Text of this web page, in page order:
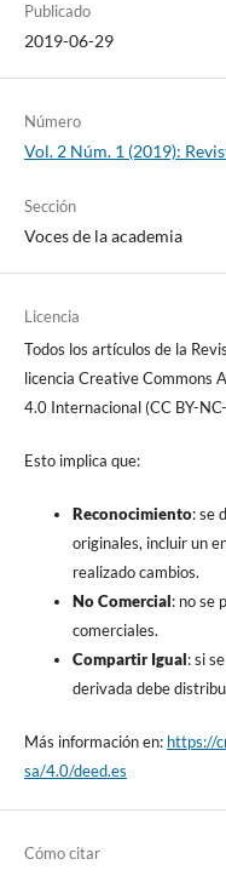
Publicado
2019-06-29
Número
Vol. 2 Núm. 1 (2019):
Sección
Voces de la academia
Licencia
Todos los artículos de la
licencia Creative Commons
4.0 Internacional (CC BY-
Esto implica que:
Reconocimiento: se
originales, incluir un
realizado cambios.
No Comercial: no se
comerciales.
Compartir Igual: si
derivada debe
Más información en: https://
sa/4.0/deed.es
Cómo citar